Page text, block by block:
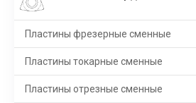
Пластины фрезерные сменные
Пластины токарные сменные
Пластины отрезные сменные